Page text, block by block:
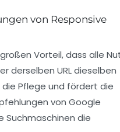
von Responsive
Vorteil, dass alle
derselben URL dieselben
Pflege und fördert die
von Google
Suchmaschinen die